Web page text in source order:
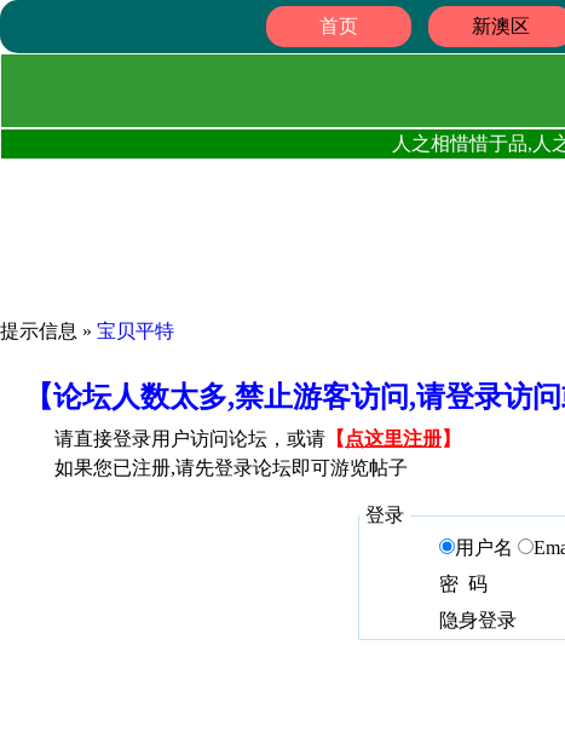
首页 新澳区
人之相惜惜于品,人
提示信息 » 宝贝平特
【论坛人数太多,禁止游客访问,请登录访
请直接登录用户访问论坛，或请 【 点这里注册】
如果您已注册,请先登录论坛即可游览帖子
登录
用户名
密 码
隐身登录